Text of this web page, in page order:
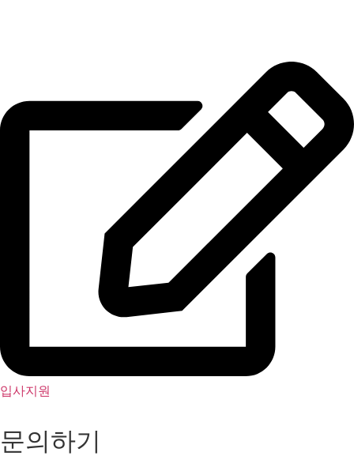
입사지원
문의하기